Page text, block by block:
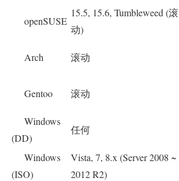
openSUSE
15.5, 15.6, Tumbleweed (滚
动)
Arch 滚动
Gentoo 滚动
Windows
(DD)
任何
Windows
(ISO)
Vista, 7, 8.x (Server 2008 ~
2012 R2)